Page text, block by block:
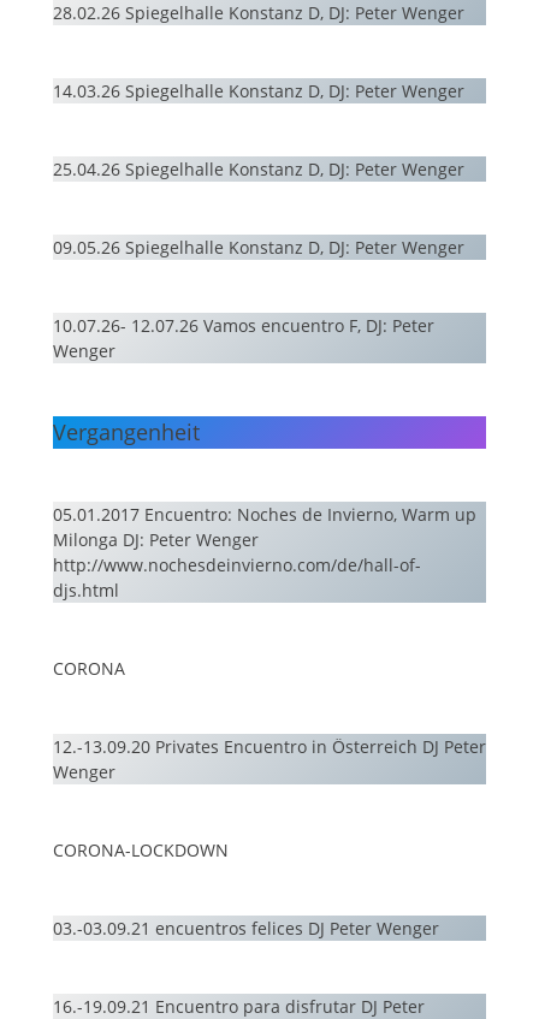
28.02.26 Spiegelhalle Konstanz D, DJ: Peter Wenger
14.03.26 Spiegelhalle Konstanz D, DJ: Peter Wenger
25.04.26 Spiegelhalle Konstanz D, DJ: Peter Wenger
09.05.26 Spiegelhalle Konstanz D, DJ: Peter Wenger
10.07.26- 12.07.26 Vamos encuentro F, DJ: Peter
Wenger
Vergangenheit
05.01.2017 Encuentro: Noches de Invierno, Warm up
Milonga DJ: Peter Wenger
http://www.nochesdeinvierno.com/de/hall-of-
djs.html
CORONA
12.-13.09.20 Privates Encuentro in Österreich DJ Peter
Wenger
CORONA-LOCKDOWN
03.-03.09.21 encuentros felices DJ Peter Wenger
16.-19.09.21 Encuentro para disfrutar DJ Peter